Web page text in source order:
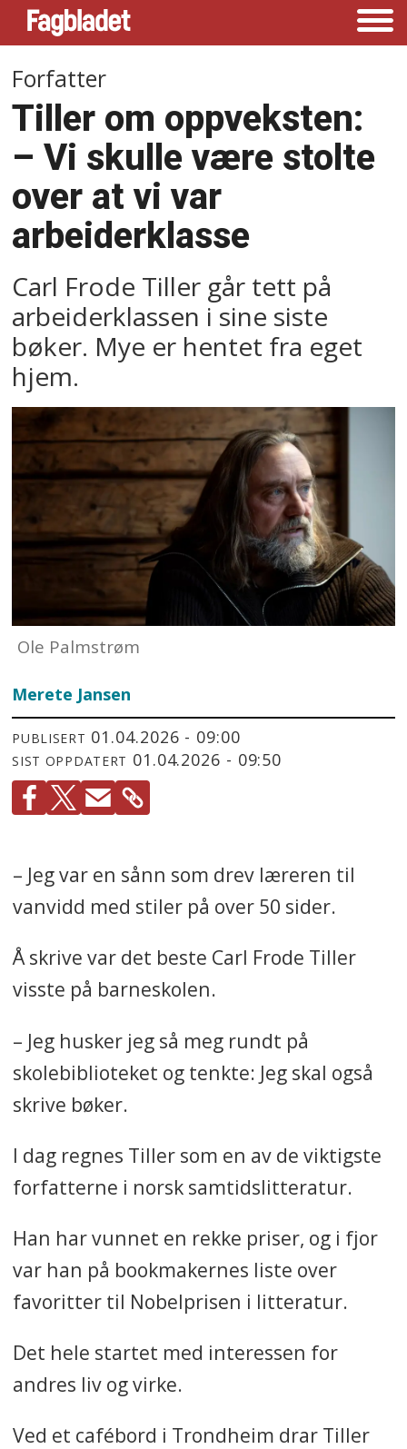
Forfatter
Tiller om oppveksten:
– Vi skulle være stolte
over at vi var
arbeiderklasse
Carl Frode Tiller går tett på
arbeiderklassen i sine siste
bøker. Mye er hentet fra eget
hjem.
Ole Palmstrøm
Merete Jansen
PUBLISERT 01.04.2026 - 09:00
SIST OPPDATERT 01.04.2026 - 09:50
– Jeg var en sånn som drev læreren til
vanvidd med stiler på over 50 sider.
Å skrive var det beste Carl Frode Tiller
visste på barneskolen.
– Jeg husker jeg så meg rundt på
skolebiblioteket og tenkte: Jeg skal også
skrive bøker.
I dag regnes Tiller som en av de viktigste
forfatterne i norsk samtidslitteratur.
Han har vunnet en rekke priser, og i fjor
var han på bookmakernes liste over
favoritter til Nobelprisen i litteratur.
Det hele startet med interessen for
andres liv og virke.
Ved et cafébord i Trondheim drar Tiller